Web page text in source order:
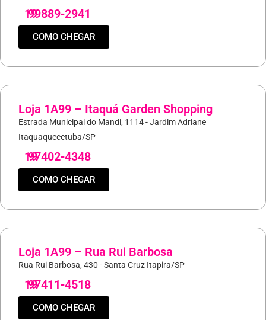
19
99889-2941
COMO CHEGAR
Loja 1A99 – Itaquá Garden Shopping
Estrada Municipal do Mandi, 1114 - Jardim Adriane
Itaquaquecetuba/SP
19
97402-4348
COMO CHEGAR
Loja 1A99 – Rua Rui Barbosa
Rua Rui Barbosa, 430 - Santa Cruz Itapira/SP
19
97411-4518
COMO CHEGAR